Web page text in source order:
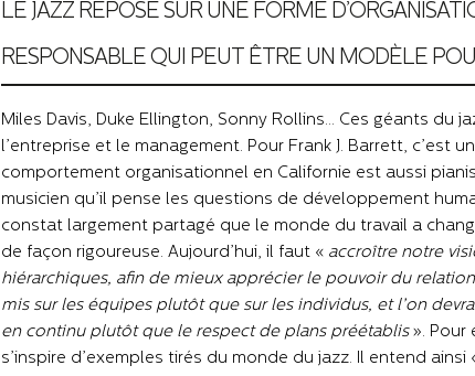
LE JAZZ REPOSE SUR UNE FORME
RESPONSABLE QUI PEUT ÊTRE UN MODÈLE
Miles Davis, Duke Ellington, Sonny Rollins... Ces géants du
l’entreprise et le management. Pour Frank J. Barrett, c’est
comportement organisationnel en Californie est aussi
musicien qu’il pense les questions de développement
constat largement partagé que le monde du travail a
de façon rigoureuse. Aujourd’hui, il faut « accroître notre
hiérarchiques, afin de mieux apprécier le pouvoir du
mis sur les équipes plutôt que sur les individus, et l’on
en continu plutôt que le respect de plans préétablis». Pour
s’inspire d’exemples tirés du monde du jazz. Il entend ainsi